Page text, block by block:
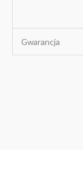
Gwarancja